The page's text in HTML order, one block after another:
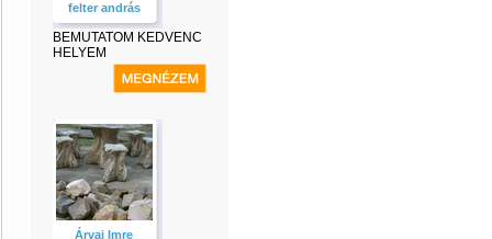
felter andrás
BEMUTATOM KEDVENC
HELYEM
Árvai Imre